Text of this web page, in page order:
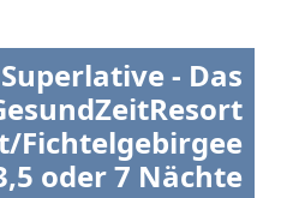
- Das
Fichtelgebirgee
oder 7 Nächte